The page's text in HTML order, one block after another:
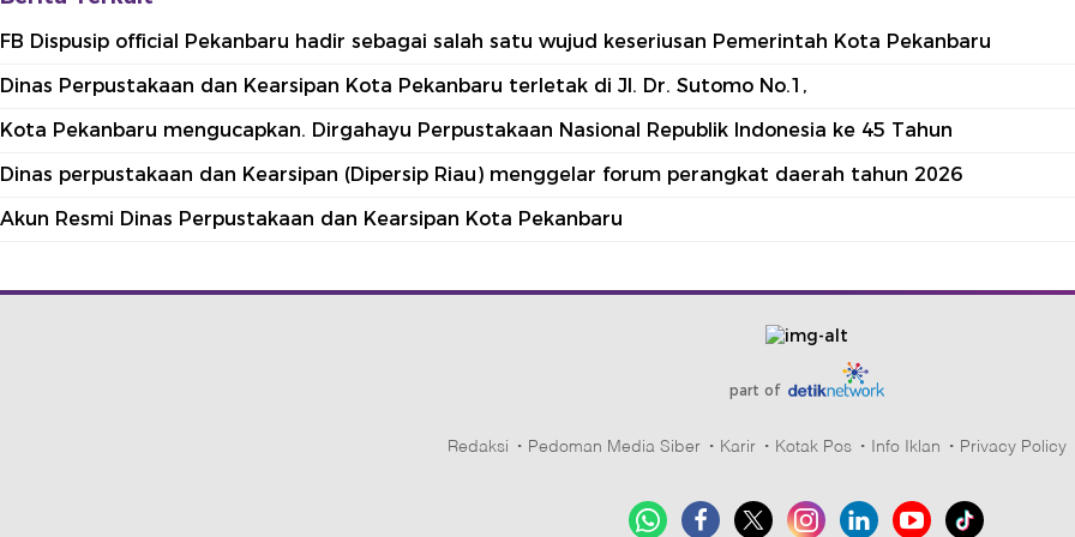
FB Dispusip official Pekanbaru hadir sebagai salah satu wujud keseriusan Pemerintah Kota Pekanbaru
Dinas Perpustakaan dan Kearsipan Kota Pekanbaru terletak di Jl. Dr. Sutomo No.1,
Kota Pekanbaru mengucapkan. Dirgahayu Perpustakaan Nasional Republik Indonesia ke 45 Tahun
Dinas perpustakaan dan Kearsipan (Dipersip Riau) menggelar forum perangkat daerah tahun 2026
Akun Resmi Dinas Perpustakaan dan Kearsipan Kota Pekanbaru
part of
Redaksi Pedoman Media Siber Karir Kotak Pos Info Iklan Privacy Policy